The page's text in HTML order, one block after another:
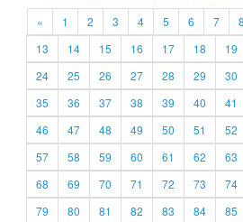
« 1 2 3 4 5 6 7 8
13
14 15 16 17 18 19
24
25 26 27 28 29 30
35
36 37 38 39 40 41
46
47 48 49 50 51 52
57
58 59 60 61 62 63
68
69 70 71 72 73 74
79
80 81 82 83 84 85